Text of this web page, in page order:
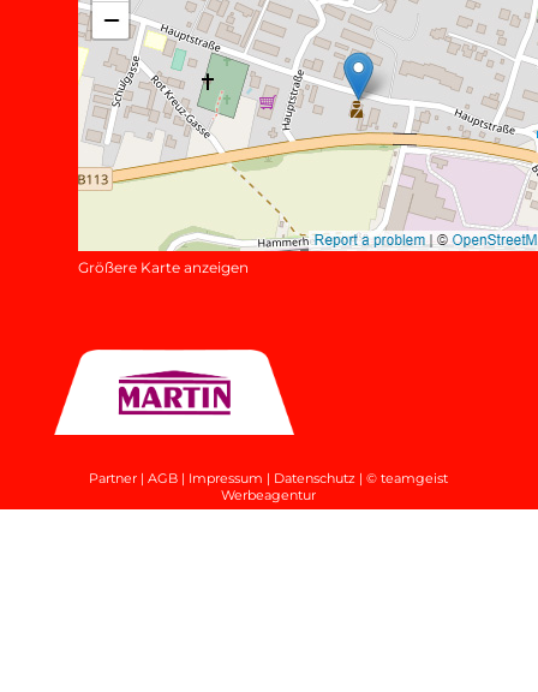
Größere Karte anzeigen
Partner |AGB | Impressum | Datenschutz |© teamgeist
Werbeagentur